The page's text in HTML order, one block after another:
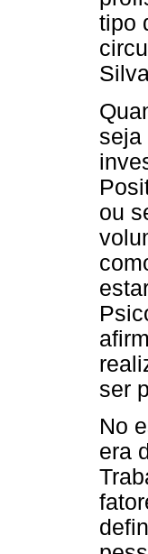
tipo
seja
ou
ser
No
era